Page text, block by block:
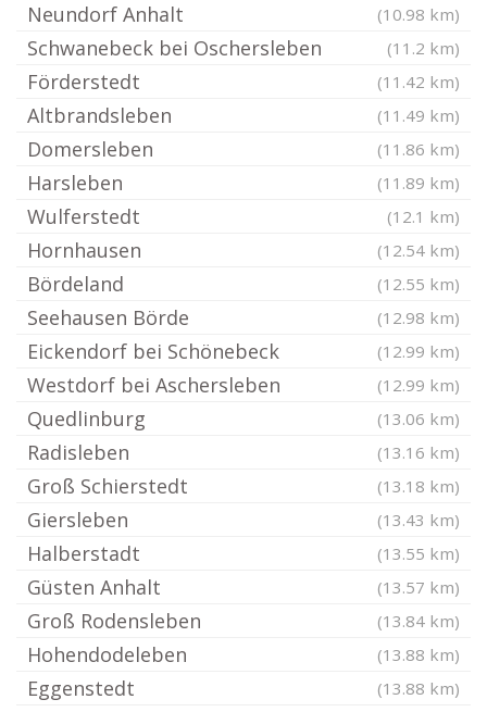
Neundorf Anhalt (10.98 km)
Schwanebeck bei Oschersleben (11.2 km)
Förderstedt (11.42 km)
Altbrandsleben (11.49 km)
Domersleben (11.86 km)
Harsleben (11.89 km)
Wulferstedt (12.1 km)
Hornhausen (12.54 km)
Bördeland (12.55 km)
Seehausen Börde (12.98 km)
Eickendorf bei Schönebeck (12.99 km)
Westdorf bei Aschersleben (12.99 km)
Quedlinburg (13.06 km)
Radisleben (13.16 km)
Groß Schierstedt (13.18 km)
Giersleben (13.43 km)
Halberstadt (13.55 km)
Güsten Anhalt (13.57 km)
Groß Rodensleben (13.84 km)
Hohendodeleben (13.88 km)
Eggenstedt (13.88 km)